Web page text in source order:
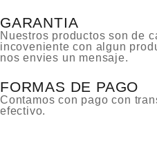
GARANTIA
Nuestros productos son de
incoveniente con algun
nos envies un mensaje.
FORMAS DE PAGO
Contamos con pago con
efectivo.